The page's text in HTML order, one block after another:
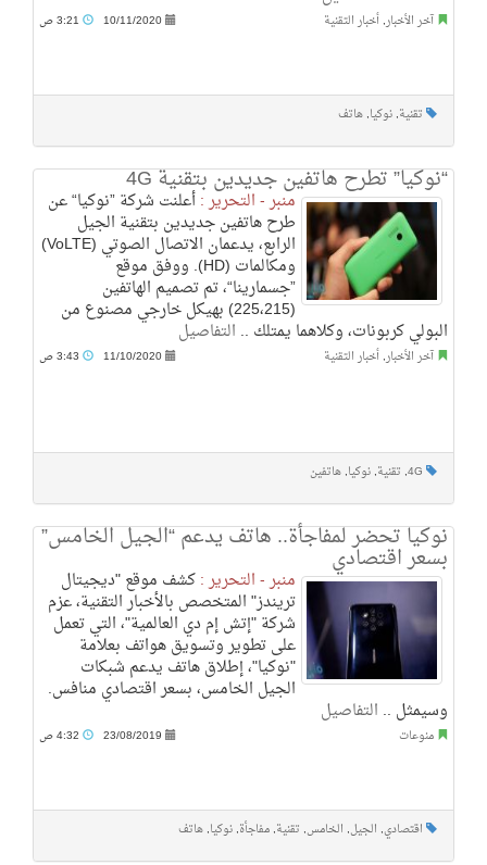
آخر الأخبار, أخبار التقنية 10/11/2020
تقنية, نوكيا, هاتف
“نوكيا” تطرح هاتفين جديدين بتقنية 4G
منبر - التحرير :أعلنت شركة ”نوكيا“ عن
طرح هاتفين جديدين بتقنية الجيل
الرابع، يدعمان الاتصال الصوتي (VoLTE)
ومكالمات (HD). ووفق موقع
”جسمارينا“، تم تصميم الهاتفين
(225،215) بهيكل خارجي مصنوع من
البولي كربونات، وكلاهما يمتلك .. التفاصيل
آخر الأخبار, أخبار التقنية 11/10/2020
4G
, تقنية, نوكيا, هاتفين
نوكيا تحضر لمفاجأة.. هاتف يدعم “الجيل الخامس”
بسعر اقتصادي
منبر - التحرير :كشف موقع "ديجيتال
تريندز" المتخصص بالأخبار التقنية، عزم
شركة "إتش إم دي العالمية"، التي تعمل
على تطوير وتسويق هواتف بعلامة
"نوكيا"، إطلاق هاتف يدعم شبكات
الجيل الخامس، بسعر اقتصادي منافس.
وسيمثل .. التفاصيل
منوعات 23/08/2019
اقتصادي, الجيل, الخامس, تقنية, مفاجأة, نوكيا, هاتف